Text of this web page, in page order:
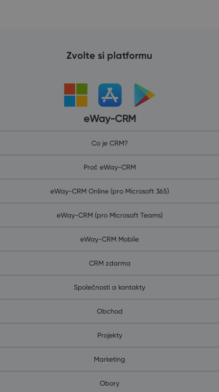
Zvolte si platformu
eWay-CRM
Co je CRM?
Proč eWay-CRM
eWay-CRM Online (pro Microsoft 365)
eWay-CRM (pro Microsoft Teams)
eWay-CRM Mobile
CRM zdarma
Společnosti a kontakty
Obchod
Projekty
Marketing
Obory